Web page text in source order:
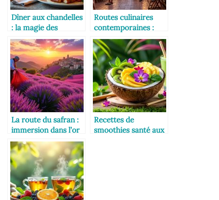
Dîner aux chandelles
: la magie des
arômes
Routes culinaires
contemporaines :
festivals et
événements
La route du safran :
immersion dans l’or
rouge
Recettes de
smoothies santé aux